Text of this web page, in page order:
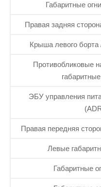
Габаритные
Правая задняя
Крыша левого борта
Противобликовые
ЭБУ управления
Правая передняя
Левые
Габаритные